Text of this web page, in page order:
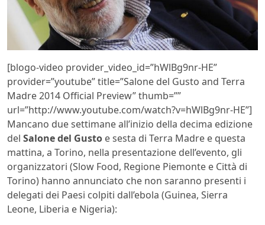
[blogo-video provider_video_id=”hWlBg9nr-HE”
provider=”youtube” title=”Salone del Gusto and Terra
Madre 2014 Official Preview” thumb=””
url=”http://www.youtube.com/watch?v=hWlBg9nr-HE”]
Mancano due settimane all’inizio della decima edizione
del Salone del Gusto e sesta di Terra Madre e questa
mattina, a Torino, nella presentazione dell’evento, gli
organizzatori (Slow Food, Regione Piemonte e Città di
Torino) hanno annunciato che non saranno presenti i
delegati dei Paesi colpiti dall’ebola (Guinea, Sierra
Leone, Liberia e Nigeria):